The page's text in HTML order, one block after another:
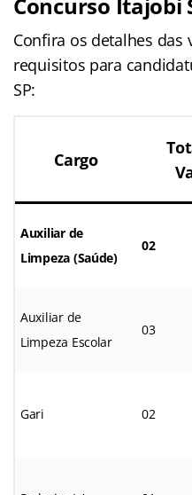
Confira os detalhes das
requisitos para
SP:
Cargo
Auxiliar de
Limpeza (Saúde)
02
Auxiliar de
Limpeza Escolar
03
Gari 02